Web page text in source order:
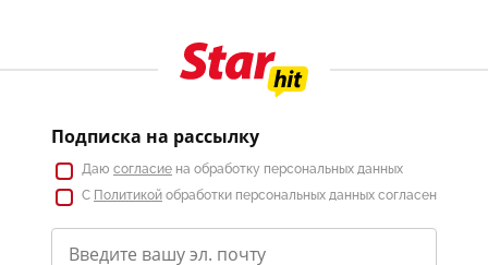
Подписка на рассылку
Даю согласие на обработку персональных данных
С Политикой обработки персональных данных согласен